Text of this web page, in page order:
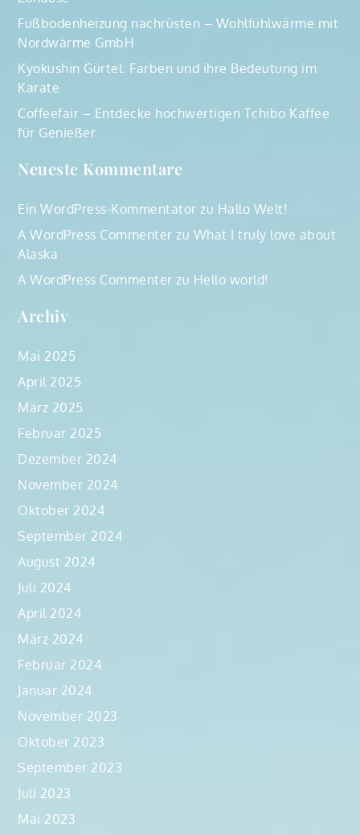
Fußbodenheizung nachrüsten – Wohlfühlwärme mit
Nordwärme GmbH
Kyokushin Gürtel: Farben und ihre Bedeutung im
Karate
Coffeefair – Entdecke hochwertigen Tchibo Kaffee
für Genießer
Neueste Kommentare
Ein WordPress-Kommentator zu Hallo Welt!
A WordPress Commenter zu What I truly love about
Alaska
A WordPress Commenter zu Hello world!
Archiv
Mai 2025
April 2025
März 2025
Februar 2025
Dezember 2024
November 2024
Oktober 2024
September 2024
August 2024
Juli 2024
April 2024
März 2024
Februar 2024
Januar 2024
November 2023
Oktober 2023
September 2023
Juli 2023
Mai 2023